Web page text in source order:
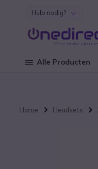
Ga naar de inhoud
Hulp nodig?
Alle Producten
Home Headsets